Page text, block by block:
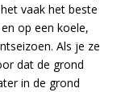
vaak het beste
op een koele,
Als je ze
dat de grond
in de grond